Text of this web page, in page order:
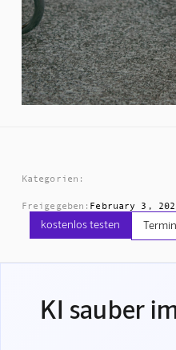
Kategorien:
Freigegeben: February 3,
kostenlos testen
KI sauber